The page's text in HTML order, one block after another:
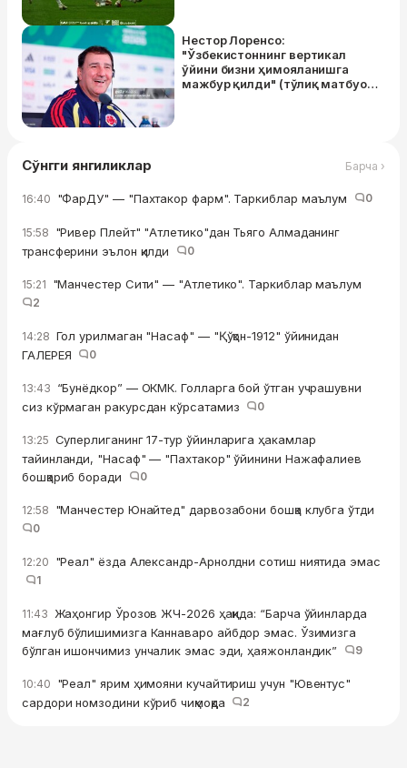
Нестор Лоренсо:
"Ўзбекистоннинг вертикал
ўйини бизни ҳимояланишга
мажбур қилди" (тўлиқ матбуот
Сўнгги янгиликлар Барча ›
16:40 "ФарДУ" — "Пахтакор фарм". Таркиблар маълум 0
15:58 "Ривер Плейт" "Атлетико"дан Тьяго Алмаданинг
трансферини эълон қилди
0
15:21 "Манчестер Сити" — "Атлетико". Таркиблар маълум
2
14:28 Гол урилмаган "Насаф" — "Қўқон-1912" ўйинидан
ГАЛЕРЕЯ
0
13:43 “Бунёдкор” — ОКМК. Голларга бой ўтган учрашувни
сиз кўрмаган ракурсдан кўрсатамиз
0
13:25 Суперлиганинг 17-тур ўйинларига ҳакамлар
тайинланди, "Насаф" — "Пахтакор" ўйинини Нажафалиев
бошқариб боради
0
12:58 "Манчестер Юнайтед" дарвозабони бошқа клубга ўтди
0
12:20 "Реал" ёзда Александр-Арнолдни сотиш ниятида эмас
1
11:43 Жаҳонгир Ўрозов ЖЧ-2026 ҳақида: “Барча ўйинларда
мағлуб бўлишимизга Каннаваро айбдор эмас. Ўзимизга
бўлган ишончимиз унчалик эмас эди, ҳаяжонландик”
9
10:40 "Реал" ярим ҳимояни кучайтириш учун "Ювентус"
сардори номзодини кўриб чиқмоқда
2